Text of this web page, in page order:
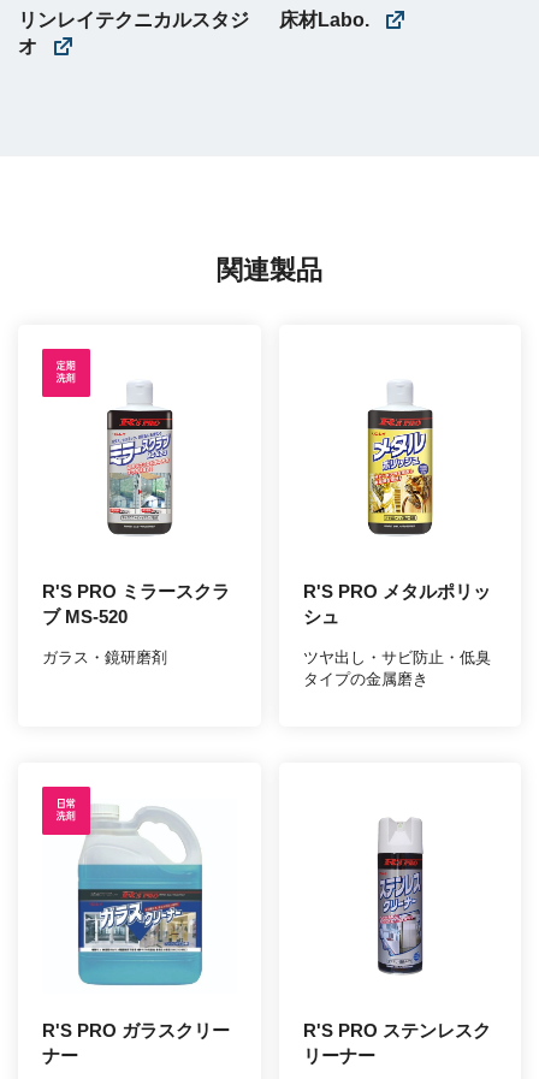
リンレイテクニカルスタジ
オ
床材Labo.
関連製品
R'S PRO ミラースクラ
ブ MS-520
ガラス・鏡研磨剤
R'S PRO メタルポリッ
シュ
ツヤ出し・サビ防止・低臭
タイプの金属磨き
R'S PRO ガラスクリー
ナー
R'S PRO ステンレスク
リーナー